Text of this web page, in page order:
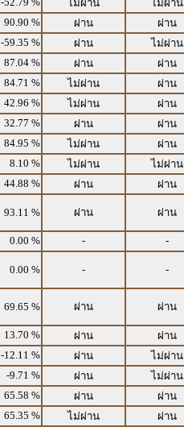
ไม่ผ่าน ไม่ผ่าน
90.90 % ผ่าน ผ่าน
-59.35 % ผ่าน ไม่ผ่าน
87.04 % ผ่าน ผ่าน
84.71 % ไม่ผ่าน ผ่าน
42.96 % ไม่ผ่าน ผ่าน
32.77 % ผ่าน ผ่าน
84.95 % ไม่ผ่าน ผ่าน
8.10 % ไม่ผ่าน ไม่ผ่าน
44.88 % ผ่าน ผ่าน
93.11 % ผ่าน ผ่าน
0.00 % - -
0.00 % - -
69.65 % ผ่าน ผ่าน
13.70 % ผ่าน ผ่าน
-12.11 % ผ่าน ไม่ผ่าน
-9.71 % ผ่าน ไม่ผ่าน
65.58 % ผ่าน ผ่าน
65.35 % ไม่ผ่าน ผ่าน